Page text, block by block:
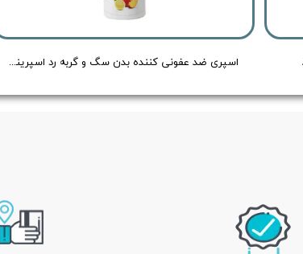
اسپری ضد عفونی کننده بدن سگ و گربه رد اسپرینگ با رایحه هلو و لیمو - Redspring Cat & Dog Body Spray Peach & Lemon Flavour - حجم 150 میلی لیتر